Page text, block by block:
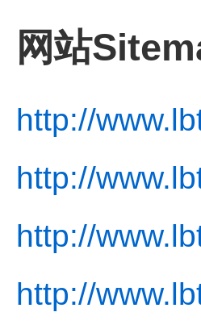
网站
http://
http://
http://
http://